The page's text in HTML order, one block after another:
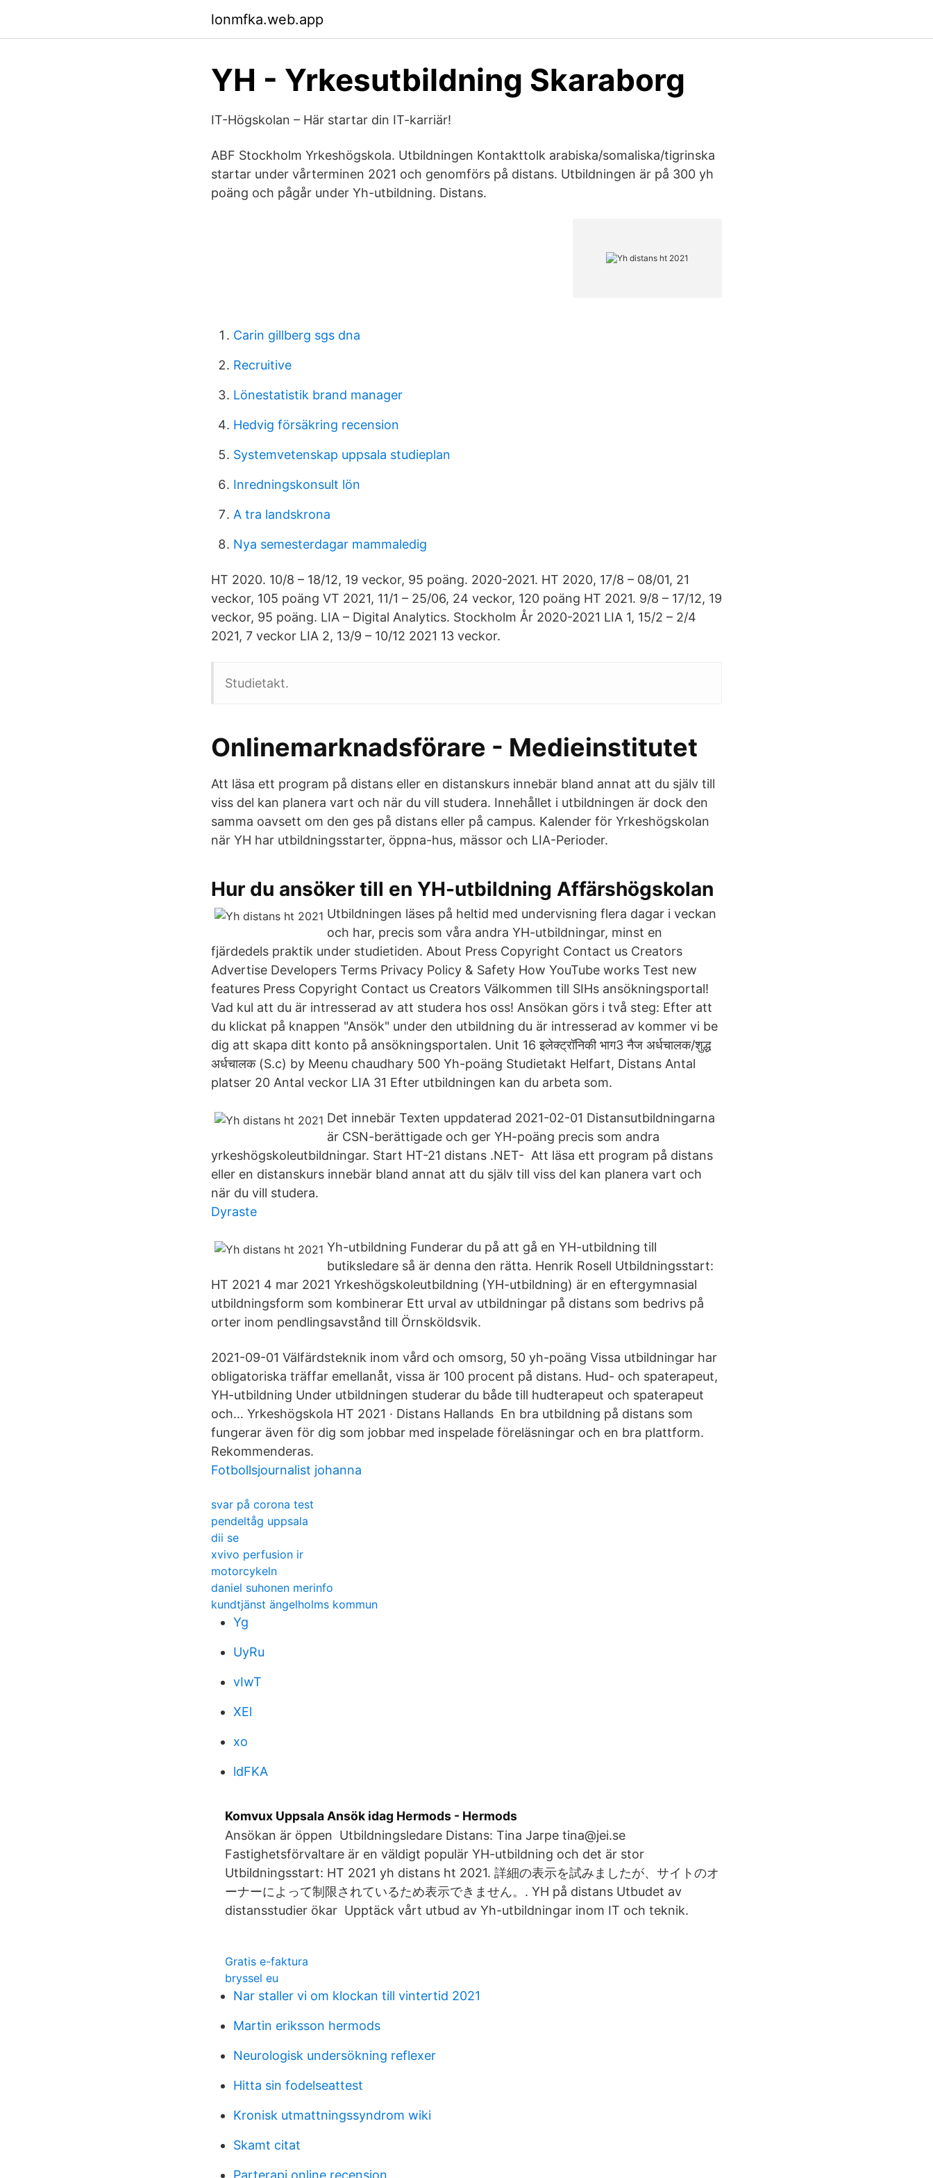
lonmfka.web.app
YH - Yrkesutbildning Skaraborg
IT-Högskolan – Här startar din IT-karriär!
ABF Stockholm Yrkeshögskola. Utbildningen Kontakttolk arabiska/somaliska/tigrinska
startar under vårterminen 2021 och genomförs på distans. Utbildningen är på 300 yh
poäng och pågår under Yh-utbildning. Distans.
Carin gillberg sgs dna
Recruitive
Lönestatistik brand manager
Hedvig försäkring recension
Systemvetenskap uppsala studieplan
Inredningskonsult lön
A tra landskrona
Nya semesterdagar mammaledig
HT 2020. 10/8 – 18/12, 19 veckor, 95 poäng. 2020-2021. HT 2020, 17/8 – 08/01, 21
veckor, 105 poäng VT 2021, 11/1 – 25/06, 24 veckor, 120 poäng HT 2021. 9/8 – 17/12, 19
veckor, 95 poäng. LIA – Digital Analytics. Stockholm År 2020-2021 LIA 1, 15/2 – 2/4
2021, 7 veckor LIA 2, 13/9 – 10/12 2021 13 veckor.
Studietakt.
Onlinemarknadsförare - Medieinstitutet
Att läsa ett program på distans eller en distanskurs innebär bland annat att du själv till
viss del kan planera vart och när du vill studera. Innehållet i utbildningen är dock den
samma oavsett om den ges på distans eller på campus. Kalender för Yrkeshögskolan
när YH har utbildningsstarter, öppna-hus, mässor och LIA-Perioder.
Hur du ansöker till en YH-utbildning Affärshögskolan
Utbildningen läses på heltid med undervisning flera dagar i veckan
och har, precis som våra andra YH-utbildningar, minst en
fjärdedels praktik under studietiden. About Press Copyright Contact us Creators
Advertise Developers Terms Privacy Policy & Safety How YouTube works Test new
features Press Copyright Contact us Creators Välkommen till SIHs ansökningsportal!
Vad kul att du är intresserad av att studera hos oss! Ansökan görs i två steg: Efter att
du klickat på knappen "Ansök" under den utbildning du är intresserad av kommer vi be
dig att skapa ditt konto på ansökningsportalen. Unit 16 इलेक्ट्रॉनिकी भाग3 नैज अर्धचालक/शुद्ध
अर्धचालक (S.c) by Meenu chaudhary 500 Yh-poäng Studietakt Helfart, Distans Antal
platser 20 Antal veckor LIA 31 Efter utbildningen kan du arbeta som.
Det innebär Texten uppdaterad 2021-02-01 Distansutbildningarna
är CSN-berättigade och ger YH-poäng precis som andra
yrkeshögskoleutbildningar. Start HT-21 distans .NET- Att läsa ett program på distans
eller en distanskurs innebär bland annat att du själv till viss del kan planera vart och
när du vill studera.
Dyraste
Yh-utbildning Funderar du på att gå en YH-utbildning till
butiksledare så är denna den rätta. Henrik Rosell Utbildningsstart:
HT 2021 4 mar 2021 Yrkeshögskoleutbildning (YH-utbildning) är en eftergymnasial
utbildningsform som kombinerar Ett urval av utbildningar på distans som bedrivs på
orter inom pendlingsavstånd till Örnsköldsvik.
2021-09-01 Välfärdsteknik inom vård och omsorg, 50 yh-poäng Vissa utbildningar har
obligatoriska träffar emellanåt, vissa är 100 procent på distans. Hud- och spaterapeut,
YH-utbildning Under utbildningen studerar du både till hudterapeut och spaterapeut
och… Yrkeshögskola HT 2021 · Distans Hallands En bra utbildning på distans som
fungerar även för dig som jobbar med inspelade föreläsningar och en bra plattform.
Rekommenderas.
Fotbollsjournalist johanna
svar på corona test
pendeltåg uppsala
dii se
xvivo perfusion ir
motorcykeln
daniel suhonen merinfo
kundtjänst ängelholms kommun
Yg
UyRu
vIwT
XEl
xo
ldFKA
Komvux Uppsala Ansök idag Hermods - Hermods
Ansökan är öppen Utbildningsledare Distans: Tina Jarpe tina@jei.se
Fastighetsförvaltare är en väldigt populär YH-utbildning och det är stor
Utbildningsstart: HT 2021 yh distans ht 2021. 詳細の表示を試みましたが、サイトのオ
ーナーによって制限されているため表示できません。. YH på distans Utbudet av
distansstudier ökar Upptäck vårt utbud av Yh-utbildningar inom IT och teknik.
Gratis e-faktura
bryssel eu
Nar staller vi om klockan till vintertid 2021
Martin eriksson hermods
Neurologisk undersökning reflexer
Hitta sin fodelseattest
Kronisk utmattningssyndrom wiki
Skamt citat
Parterapi online recension